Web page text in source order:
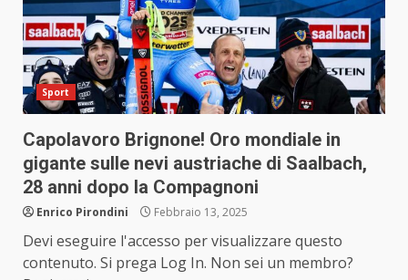
Sport
Capolavoro Brignone! Oro mondiale in
gigante sulle nevi austriache di Saalbach,
28 anni dopo la Compagnoni
Enrico Pirondini Febbraio 13, 2025
Devi eseguire l'accesso per visualizzare questo
contenuto. Si prega Log In. Non sei un membro?